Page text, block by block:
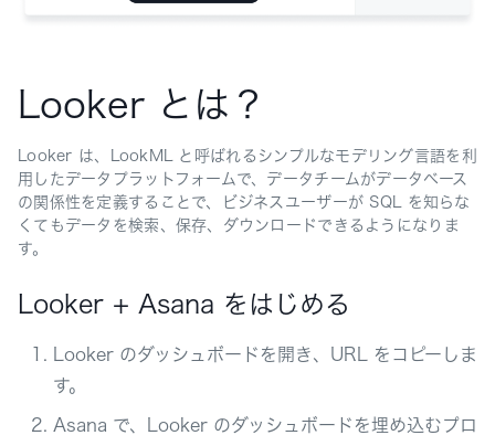
Looker とは？
Looker は、LookML と呼ばれるシンプルなモデリング言語を利
用したデータプラットフォームで、データチームがデータベース
の関係性を定義することで、ビジネスユーザーが SQL を知らな
くてもデータを検索、保存、ダウンロードできるようになりま
す。
Looker + Asana をはじめる
Looker のダッシュボードを開き、URL をコピーしま
す。
Asana で、Looker のダッシュボードを埋め込むプロ